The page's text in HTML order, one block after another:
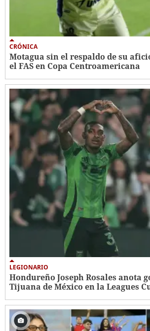
CRÓNICA
Motagua sin el respaldo de su
el FAS en Copa Centroamericana
LEGIONARIO
Hondureño Joseph Rosales anota
Tijuana de México en la Leagues